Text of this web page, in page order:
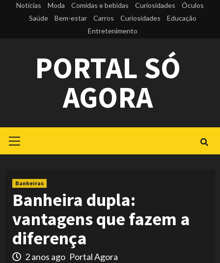
Notícias Moda Comidas e bebidas Curiosidades
Óculos
Saúde
Bem-estar Carros Curiosidades
Educação
Entretenimento
PORTAL SÓ
AGORA
Menu
Banheiras
Banheira dupla:
vantagens que fazem a
diferença
2 anos ago Portal Agora